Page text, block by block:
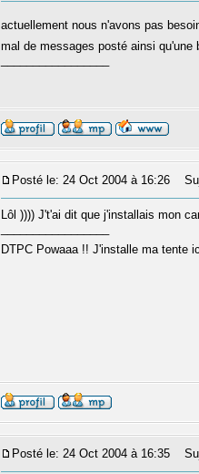
actuellement nous n'avons pas
mal de messages posté ainsi qu'une
Posté le: 24 Oct 2004 à 16:26
Lôl )))) J't'ai dit que j'installais mon
DTPC Powaaa !! J'installe ma tente
Posté le: 24 Oct 2004 à 16:35